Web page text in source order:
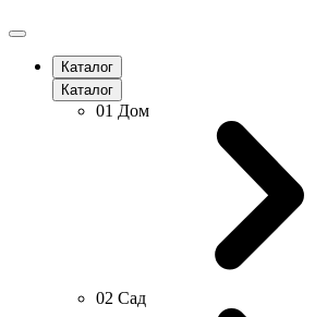
Каталог
Каталог
01 Дом
02 Сад